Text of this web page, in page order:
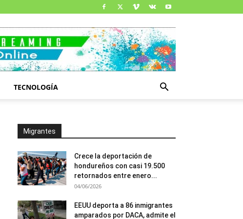
TECNOLOGÍA
Migrantes
Crece la deportación de
hondureños con casi 19.500
retornados entre enero...
04/06/2026
EEUU deporta a 86 inmigrantes
amparados por DACA, admite el